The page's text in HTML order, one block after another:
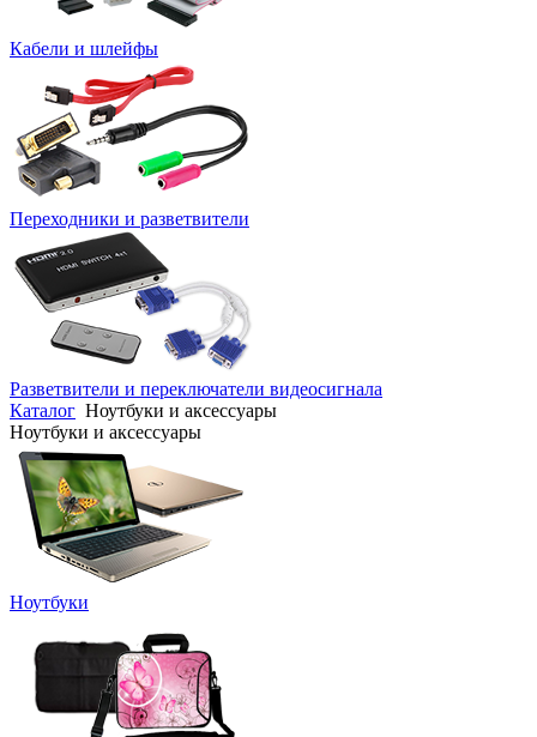
Кабели и шлейфы
Переходники и разветвители
Разветвители и переключатели видеосигнала
Каталог Ноутбуки и аксессуары
Ноутбуки и аксессуары
Ноутбуки